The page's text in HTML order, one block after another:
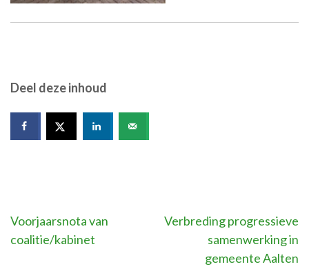
Deel deze inhoud
Bericht
navigatie
Voorjaarsnota van
coalitie/kabinet
Verbreding progressieve
samenwerking in
gemeente Aalten